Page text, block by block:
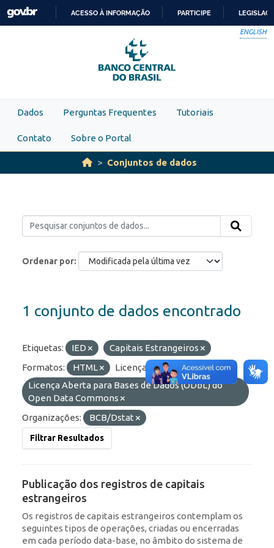
Skip to main content
PARA
O
CONTEÚDO
ACESSO À INFORMAÇÃO PARTICIPE
ENGLISH
Dados Perguntas Frequentes Tutoriais
Contato Sobre o Portal
Conjuntos de dados
Ordenar por
1 conjunto de dados encontrado
Etiquetas: IED
Capitais Estrangeiros
Formatos:
HTML
Licenças:
Licença Aberta para Bases de Dados (ODbL) do
Open Data Commons
Organizações:
BCB/Dstat
Filtrar Resultados
Publicação dos registros de capitais
estrangeiros
Os registros de capitais estrangeiros contemplam os
seguintes tipos de operações, criadas ou encerradas
em cada período data-base, no âmbito do sistema de